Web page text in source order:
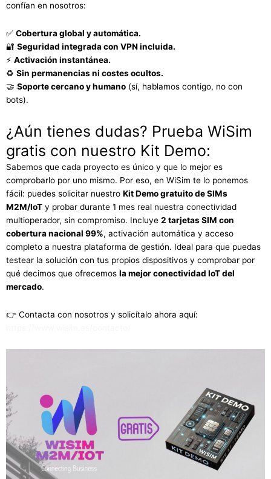
confían en nosotros:
✅ Cobertura global y automática.
🔐 Seguridad integrada con VPN incluida.
⚡ Activación instantánea.
♻️ Sin permanencias ni costes ocultos.
🤝 Soporte cercano y humano (sí, hablamos contigo, no con
bots).
¿Aún tienes dudas? Prueba WiSim
gratis con nuestro Kit Demo:
Sabemos que cada proyecto es único y que lo mejor es
comprobarlo por uno mismo. Por eso, en WiSim te lo ponemos
fácil: puedes solicitar nuestro Kit Demo gratuito de SIMs
M2M/IoT y probar durante 1 mes real nuestra conectividad
multioperador, sin compromiso. Incluye 2 tarjetas SIM con
cobertura nacional 99%, activación automática y acceso
completo a nuestra plataforma de gestión. Ideal para que puedas
testear la solución con tus propios dispositivos y comprobar por
qué decimos que ofrecemos la mejor conectividad IoT del
mercado.
👉 Contacta con nosotros y solicítalo ahora aquí: